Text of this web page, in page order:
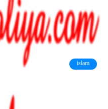
islam